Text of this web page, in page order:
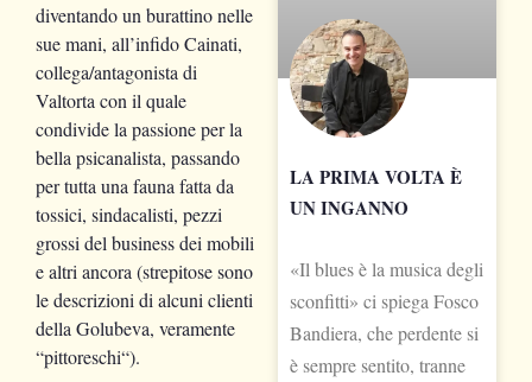
diventando un burattino nelle
sue mani, all’infido Cainati,
collega/antagonista di
Valtorta con il quale
condivide la passione per la
bella psicanalista, passando
per tutta una fauna fatta da
tossici, sindacalisti, pezzi
grossi del business dei mobili
e altri ancora (strepitose sono
le descrizioni di alcuni clienti
della Golubeva, veramente
“pittoreschi“).
LA PRIMA VOLTA È
UN INGANNO
«Il blues è la musica degli
sconfitti» ci spiega Fosco
Bandiera, che perdente si
è sempre sentito, tranne